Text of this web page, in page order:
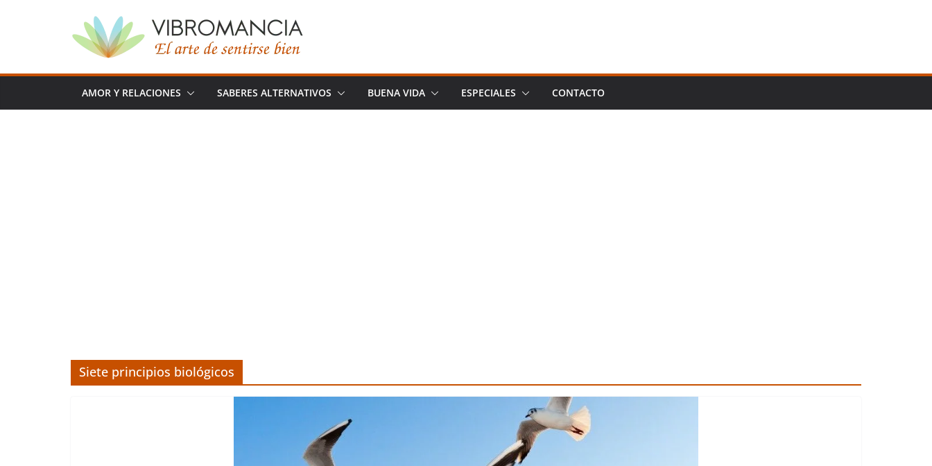
AMOR Y RELACIONES SABERES ALTERNATIVOS BUENA VIDA ESPECIALES CONTACTO
Siete principios biológicos